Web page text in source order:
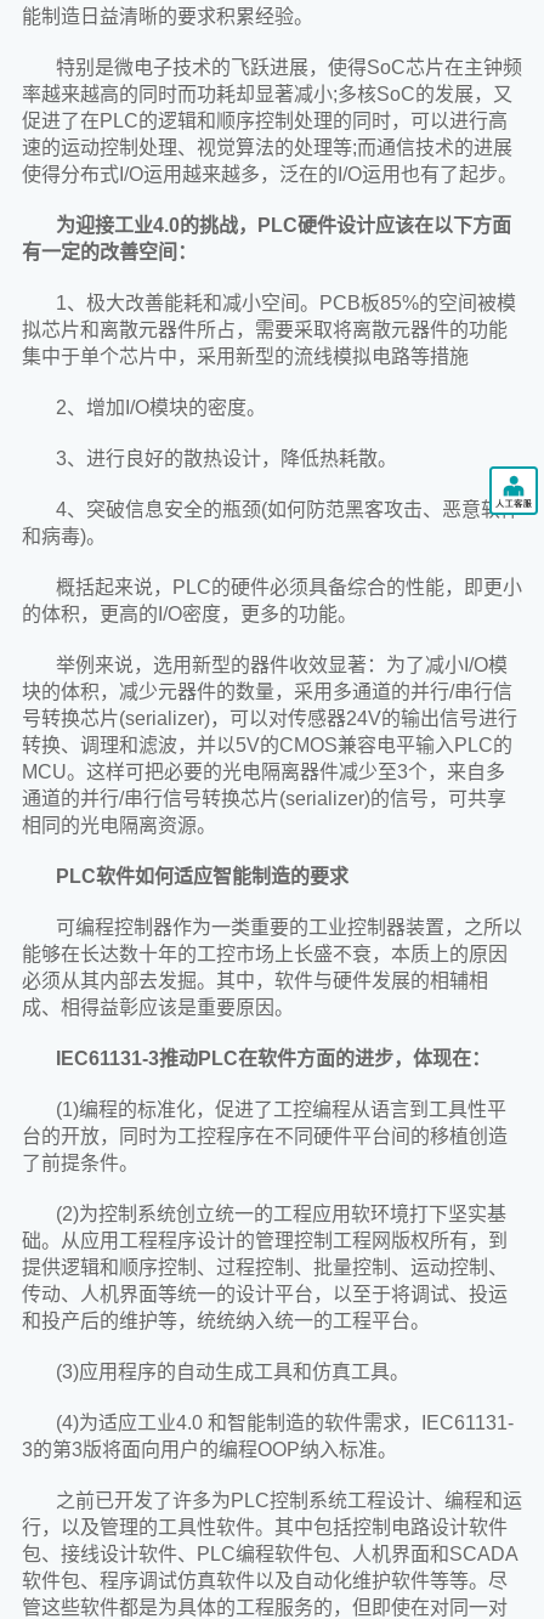
能制造日益清晰的要求积累经验。
特别是微电子技术的飞跃进展，使得SoC芯片在主钟频
率越来越高的同时而功耗却显著减小;多核SoC的发展，又
促进了在PLC的逻辑和顺序控制处理的同时，可以进行高
速的运动控制处理、视觉算法的处理等;而通信技术的进展
使得分布式I/O运用越来越多，泛在的I/O运用也有了起步。
为迎接工业4.0的挑战，PLC硬件设计应该在以下方面
有一定的改善空间：
1、极大改善能耗和减小空间。PCB板85%的空间被模
拟芯片和离散元器件所占，需要采取将离散元器件的功能
集中于单个芯片中，采用新型的流线模拟电路等措施
2、增加I/O模块的密度。
3、进行良好的散热设计，降低热耗散。
4、突破信息安全的瓶颈(如何防范黑客攻击、恶意软件
和病毒)。
概括起来说，PLC的硬件必须具备综合的性能，即更小
的体积，更高的I/O密度，更多的功能。
举例来说，选用新型的器件收效显著：为了减小I/O模
块的体积，减少元器件的数量，采用多通道的并行/串行信
号转换芯片(serializer)，可以对传感器24V的输出信号进行
转换、调理和滤波，并以5V的CMOS兼容电平输入PLC的
MCU。这样可把必要的光电隔离器件减少至3个，来自多
通道的并行/串行信号转换芯片(serializer)的信号，可共享
相同的光电隔离资源。
PLC软件如何适应智能制造的要求
可编程控制器作为一类重要的工业控制器装置，之所以
能够在长达数十年的工控市场上长盛不衰，本质上的原因
必须从其内部去发掘。其中，软件与硬件发展的相辅相
成、相得益彰应该是重要原因。
IEC61131-3推动PLC在软件方面的进步，体现在：
(1)编程的标准化，促进了工控编程从语言到工具性平
台的开放，同时为工控程序在不同硬件平台间的移植创造
了前提条件。
(2)为控制系统创立统一的工程应用软环境打下坚实基
础。从应用工程程序设计的管理控制工程网版权所有，到
提供逻辑和顺序控制、过程控制、批量控制、运动控制、
传动、人机界面等统一的设计平台，以至于将调试、投运
和投产后的维护等，统统纳入统一的工程平台。
(3)应用程序的自动生成工具和仿真工具。
(4)为适应工业4.0 和智能制造的软件需求，IEC61131-
3的第3版将面向用户的编程OOP纳入标准。
之前已开发了许多为PLC控制系统工程设计、编程和运
行，以及管理的工具性软件。其中包括控制电路设计软件
包、接线设计软件、PLC编程软件包、人机界面和SCADA
软件包、程序调试仿真软件以及自动化维护软件等等。尽
管这些软件都是为具体的工程服务的，但即使在对同一对